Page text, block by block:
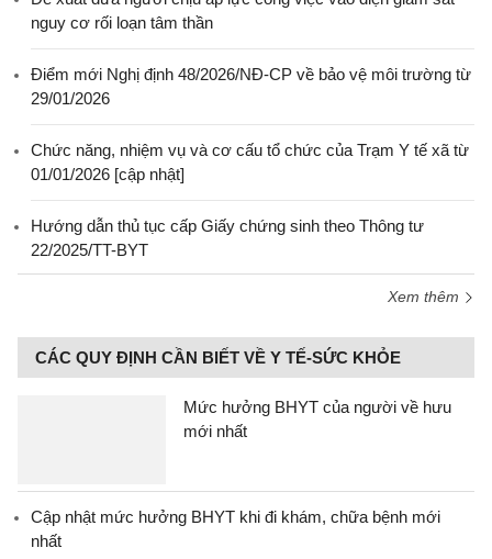
nguy cơ rối loạn tâm thần
Điểm mới Nghị định 48/2026/NĐ-CP về bảo vệ môi trường từ
29/01/2026
Chức năng, nhiệm vụ và cơ cấu tổ chức của Trạm Y tế xã từ
01/01/2026 [cập nhật]
Hướng dẫn thủ tục cấp Giấy chứng sinh theo Thông tư
22/2025/TT-BYT
Xem thêm
CÁC QUY ĐỊNH CẦN BIẾT VỀ Y TẾ-SỨC KHỎE
Mức hưởng BHYT của người về hưu
mới nhất
Cập nhật mức hưởng BHYT khi đi khám, chữa bệnh mới
nhất